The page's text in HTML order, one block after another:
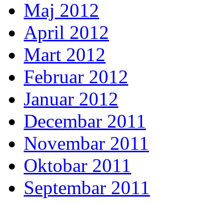
Maj 2012
April 2012
Mart 2012
Februar 2012
Januar 2012
Decembar 2011
Novembar 2011
Oktobar 2011
Septembar 2011